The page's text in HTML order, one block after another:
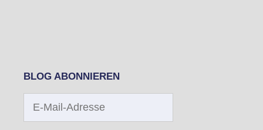
BLOG ABONNIEREN
Mail-